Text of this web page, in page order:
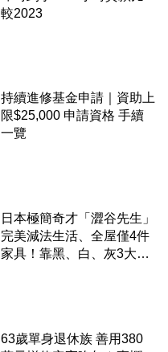
較2023
持續進修基金申請｜資助上
限$25,000 申請資格 手續
一覽
日本極簡奇才「澀谷先生」
完美減法生活、全屋僅4件
家具！靠黑、白、灰3大色
63歲單身退休族 善用380